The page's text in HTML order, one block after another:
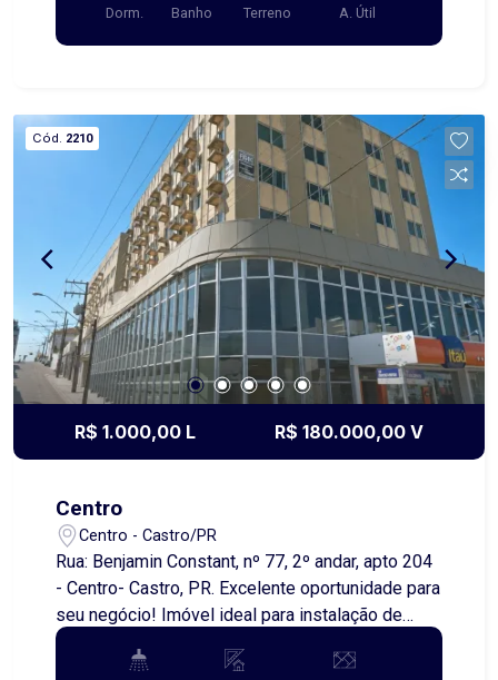
Dorm. Banho Terreno A. Útil
Cód. 2210
R$ 1.000,00 L R$ 180.000,00 V
Centro
Centro - Castro/PR
Rua: Benjamin Constant, nº 77, 2º andar, apto 204
- Centro- Castro, PR. Excelente oportunidade para
seu negócio! Imóvel ideal para instalação de
consultório, escritório ou espaço corporativo,
localizado no centro da cidade, em prédio com